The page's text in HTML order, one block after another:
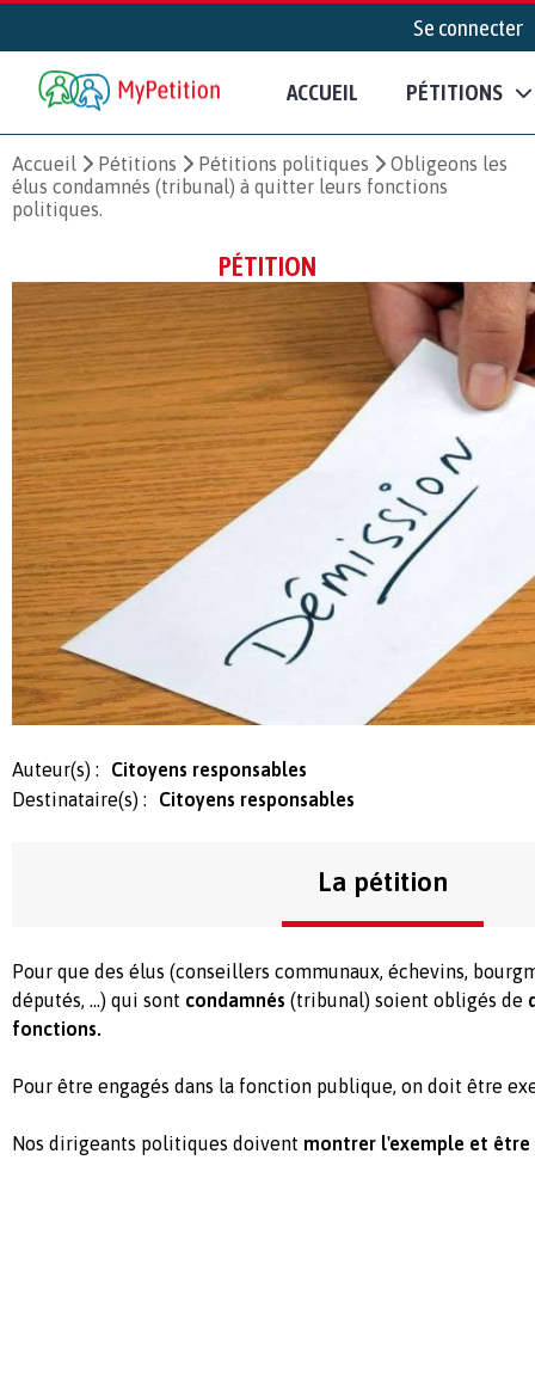
Se connecter
ACCUEIL PÉTITIONS
Accueil Pétitions Pétitions politiques
Obligeons les
élus condamnés (tribunal) à quitter leurs fonctions
politiques.
PÉTITION
Auteur(s) :
Citoyens responsables
Destinataire(s) :
Citoyens responsables
La pétition
Pour que des élus (conseillers communaux, échevins,
députés, ...) qui sont condamnés (tribunal) soient obligés de
fonctions.
Pour être engagés dans la fonction publique, on doit être
Nos dirigeants politiques doivent montrer l'exemple et être